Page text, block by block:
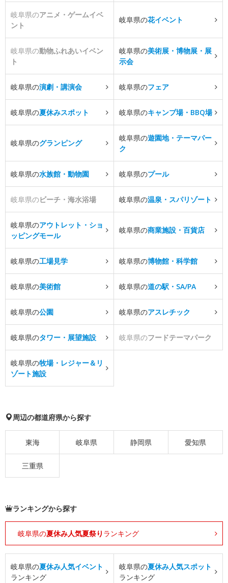
岐阜県のアニメ・ゲームイベ
ント
岐阜県の花イベント
岐阜県の動物ふれあいイベン
ト
岐阜県の美術展・博物展・展
示会
岐阜県の演劇・講演会 岐阜県のフェア
岐阜県の夏休みスポット 岐阜県のキャンプ場・BBQ場
岐阜県のグランピング
岐阜県の遊園地・テーマパー
ク
岐阜県の水族館・動物園 岐阜県のプール
岐阜県のビーチ・海水浴場 岐阜県の温泉・スパリゾート
岐阜県のアウトレット・ショ
ッピングモール
岐阜県の商業施設・百貨店
岐阜県の工場見学 岐阜県の博物館・科学館
岐阜県の美術館 岐阜県の道の駅・SA/PA
岐阜県の公園 岐阜県のアスレチック
岐阜県のタワー・展望施設 岐阜県のフードテーマパーク
岐阜県の牧場・レジャー＆リ
ゾート施設
周辺の都道府県から探す
東海 岐阜県 静岡県 愛知県
三重県
ランキングから探す
岐阜県の夏休み人気夏祭り ランキング
岐阜県の夏休み人気イベント
ランキング
岐阜県の夏休み人気スポット
ランキング